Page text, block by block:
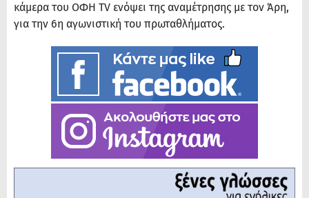
κάμερα του ΟΦΗ TV ενόψει της αναμέτρησης με τον Άρη,
για την 6η αγωνιστική του πρωταθλήματος.